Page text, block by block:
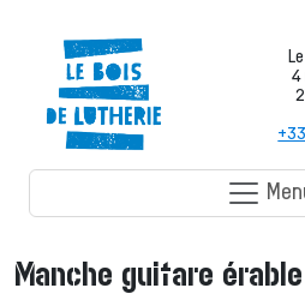
4
Manche guitare